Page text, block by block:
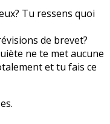
Tu ressens quoi
de brevet?
ne te met aucune
et tu fais ce